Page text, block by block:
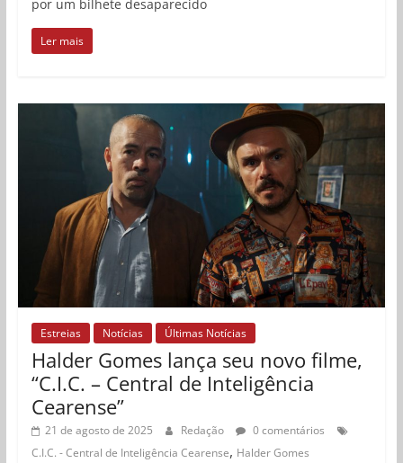
por um bilhete desaparecido
Ler mais
Estreias Notícias Últimas Notícias
Halder Gomes lança seu novo filme,
“C.I.C. – Central de Inteligência
Cearense”
21 de agosto de 2025 Redação
0 comentários
C.I.C. - Central de Inteligência Cearense, Halder Gomes